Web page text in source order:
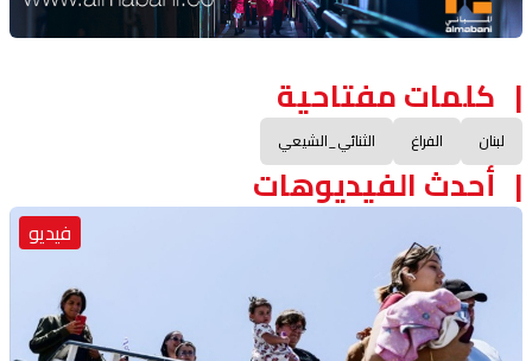
كلمات مفتاحية
لبنان الفراغ الثنائي_الشيعي
أحدث الفيديوهات
فيديو